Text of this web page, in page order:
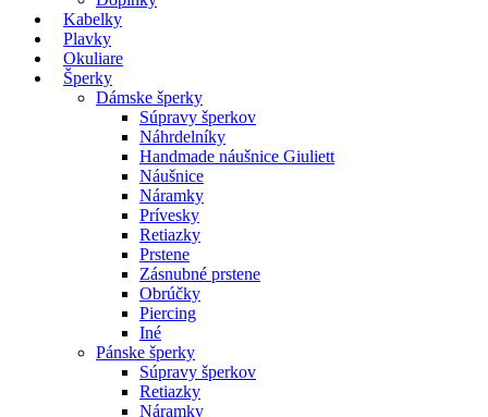
Kabelky
Plavky
Okuliare
Šperky
Dámske šperky
Súpravy šperkov
Náhrdelníky
Handmade náušnice Giuliett
Náušnice
Náramky
Prívesky
Retiazky
Prstene
Zásnubné prstene
Obrúčky
Piercing
Iné
Pánske šperky
Súpravy šperkov
Retiazky
Náramky